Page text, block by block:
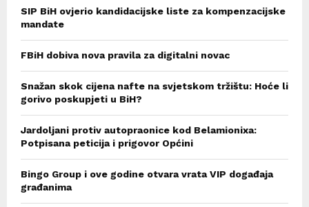
SIP BiH ovjerio kandidacijske liste za kompenzacijske
mandate
FBiH dobiva nova pravila za digitalni novac
Snažan skok cijena nafte na svjetskom tržištu: Hoće li
gorivo poskupjeti u BiH?
Jardoljani protiv autopraonice kod Belamionixa:
Potpisana peticija i prigovor Općini
Bingo Group i ove godine otvara vrata VIP događaja
građanima